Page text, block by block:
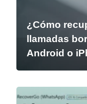
¿Cómo
llamadas
Android o